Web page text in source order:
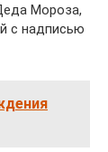
Мороза,
с надписью